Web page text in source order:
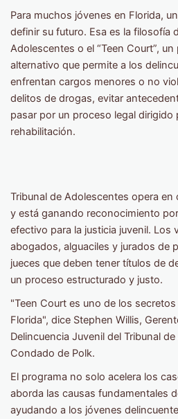
Para muchos jóvenes en Florida,
definir su futuro. Esa es la filosofía
Adolescentes o el “Teen Court”,
alternativo que permite a los
enfrentan cargos menores o no
delitos de drogas, evitar
pasar por un proceso legal dirigido
rehabilitación.
Tribunal de Adolescentes opera
y está ganando reconocimiento
efectivo para la justicia juvenil. Los
abogados, alguaciles y jurados de
jueces que deben tener títulos de
un proceso estructurado y justo.
"Teen Court es uno de los
Florida", dice Stephen Willis,
Delincuencia Juvenil del Tribunal
Condado de Polk.
El programa no solo acelera los
aborda las causas fundamentales
ayudando a los jóvenes